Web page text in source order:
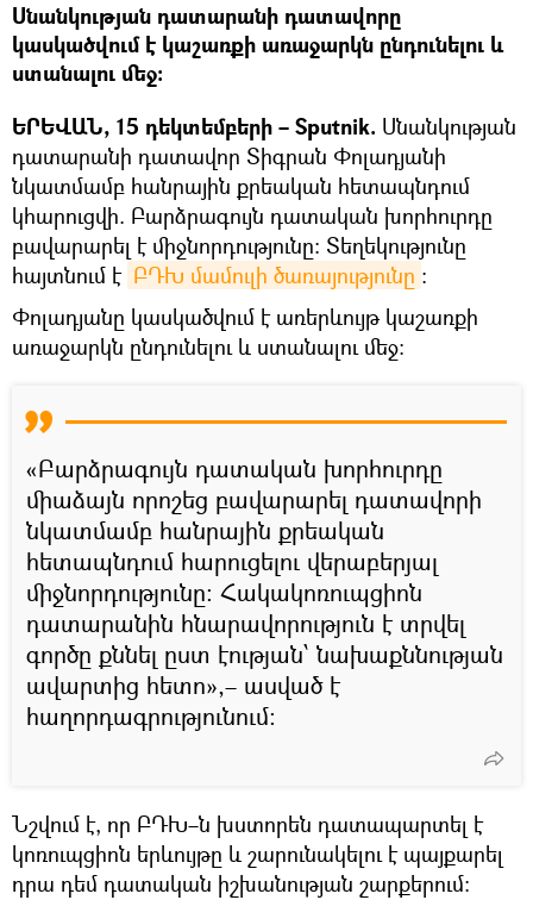
Սնանկության դատարանի դատավորը
կասկածվում է կաշառքի առաջարկն ընդունելու և
ստանալու մեջ։
ԵՐԵՎԱՆ, 15 դեկտեմբերի – Sputnik. Սնանկության
դատարանի դատավոր Տիգրան Փոլադյանի
նկատմամբ հանրային քրեական հետապնդում
կհարուցվի. Բարձրագույն դատական խորհուրդը
բավարարել է միջնորդությունը։ Տեղեկությունը
հայտնում է ԲԴԽ մամուլի ծառայությունը ։
Փոլադյանը կասկածվում է առերևույթ կաշառքի
առաջարկն ընդունելու և ստանալու մեջ։
«Բարձրագույն դատական խորհուրդը
միաձայն որոշեց բավարարել դատավորի
նկատմամբ հանրային քրեական
հետապնդում հարուցելու վերաբերյալ
միջնորդությունը։ Հակակոռուպցիոն
դատարանին հնարավորություն է տրվել
գործը քննել ըստ էության՝ նախաքննության
ավարտից հետո»,– ասված է
հաղորդագրությունում։
Նշվում է, որ ԲԴԽ–ն խստորեն դատապարտել է
կոռուպցիոն երևույթը և շարունակելու է պայքարել
դրա դեմ դատական իշխանության շարքերում։